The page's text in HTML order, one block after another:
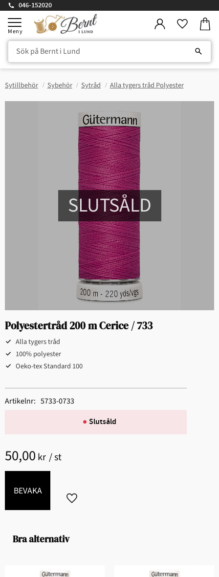
Meny
046-152020
Sytillbehör Sybehör Sytråd Alla tygers tråd Polyester
SLUTSÅLD
Polyestertråd 200 m Cerice / 733
Alla tygers tråd
100% polyester
Oeko-tex Standard 100
50,00 kr /st
Lägg till i favoriter
BEVAKA
Bra alternativ
Slutsåld
Artikelnr 5733-0733